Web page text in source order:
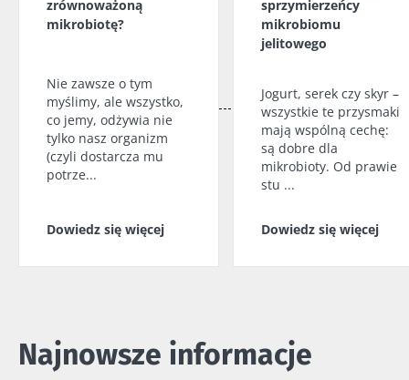
zrównoważoną
mikrobiotę?
Nie zawsze o tym
myślimy, ale wszystko,
co jemy, odżywia nie
tylko nasz organizm
(czyli dostarcza mu
potrze...
Dowiedz się więcej
sprzymierzeńcy
mikrobiomu
jelitowego
Jogurt, serek czy skyr –
wszystkie te przysmaki
mają wspólną cechę:
są dobre dla
mikrobioty. Od prawie
stu ...
Dowiedz się więcej
Najnowsze informacje